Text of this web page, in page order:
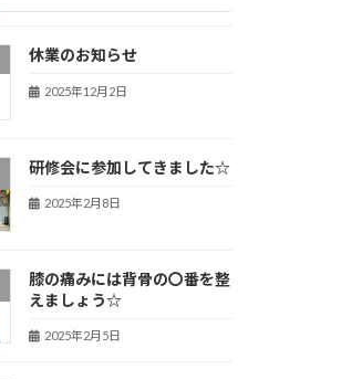
休業のお知らせ
2025年12月2日
研修会に参加してきました☆
2025年2月8日
膝の痛みには背骨の〇番を整
えましょう☆
2025年2月5日